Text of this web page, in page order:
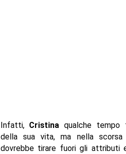
Infatti,Cristinaqualche
della sua vita, ma nella scorsa
dovrebbe tirare fuori gli attributi